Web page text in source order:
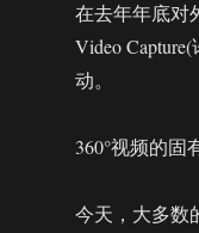
在去年年底对
Video
动。
360°视频的固
今天，大多数